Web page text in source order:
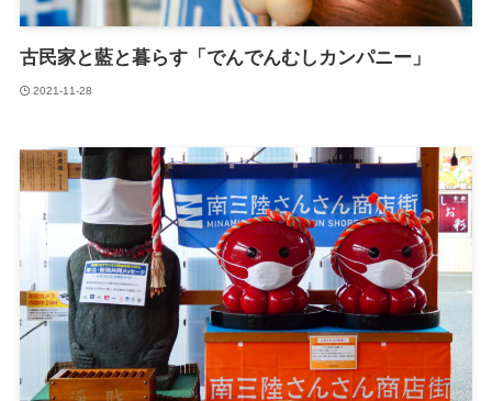
古民家と藍と暮らす「でんでんむしカンパニー」
2021-11-28